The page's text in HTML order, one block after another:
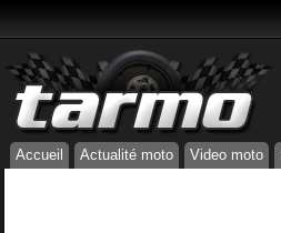
Accueil Actualité moto Video moto